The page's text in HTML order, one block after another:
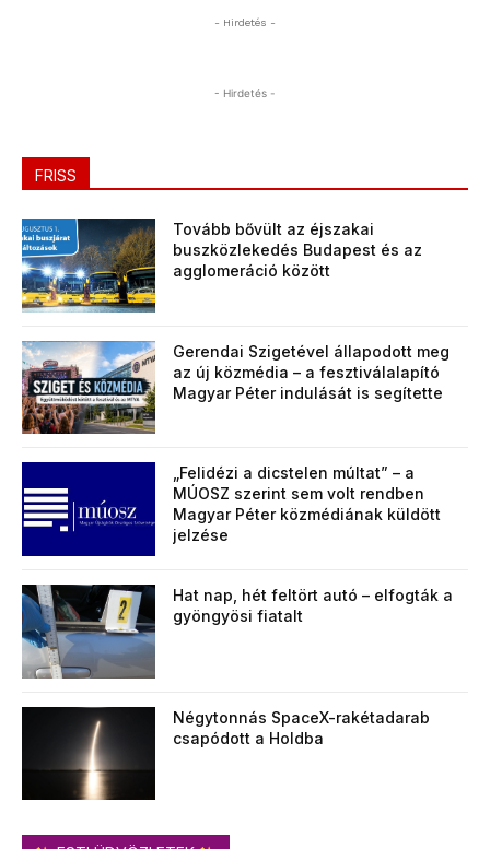
- Hirdetés -
- Hirdetés -
FRISS
Tovább bővült az éjszakai
buszközlekedés Budapest és az
agglomeráció között
Gerendai Szigetével állapodott meg
az új közmédia – a fesztiválalapító
Magyar Péter indulását is segítette
„Felidézi a dicstelen múltat” – a
MÚOSZ szerint sem volt rendben
Magyar Péter közmédiának küldött
jelzése
Hat nap, hét feltört autó – elfogták a
gyöngyösi fiatalt
Négytonnás SpaceX-rakétadarab
csapódott a Holdba